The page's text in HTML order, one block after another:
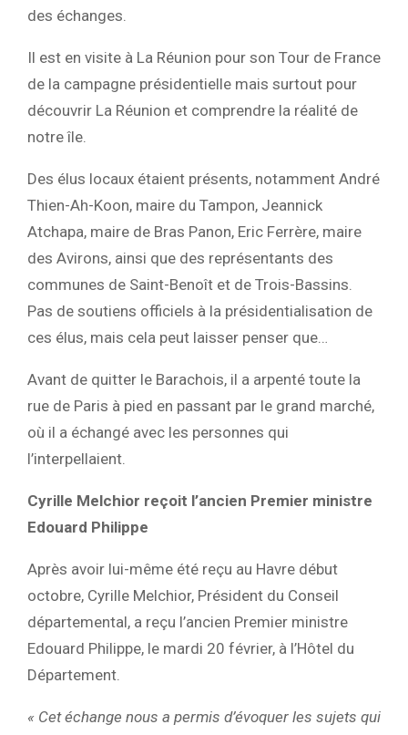
des échanges.
Il est en visite à La Réunion pour son Tour de France
de la campagne présidentielle mais surtout pour
découvrir La Réunion et comprendre la réalité de
notre île.
Des élus locaux étaient présents, notamment André
Thien-Ah-Koon, maire du Tampon, Jeannick
Atchapa, maire de Bras Panon, Eric Ferrère, maire
des Avirons, ainsi que des représentants des
communes de Saint-Benoît et de Trois-Bassins.
Pas de soutiens officiels à la présidentialisation de
ces élus, mais cela peut laisser penser que…
Avant de quitter le Barachois, il a arpenté toute la
rue de Paris à pied en passant par le grand marché,
où il a échangé avec les personnes qui
l’interpellaient.
Cyrille Melchior reçoit l’ancien Premier ministre
Edouard Philippe
Après avoir lui-même été reçu au Havre début
octobre, Cyrille Melchior, Président du Conseil
départemental, a reçu l’ancien Premier ministre
Edouard Philippe, le mardi 20 février, à l’Hôtel du
Département.
« Cet échange nous a permis d’évoquer les sujets qui